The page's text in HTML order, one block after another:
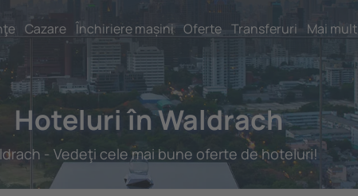
Cazare Închiriere mașini Oferte Transferuri Mai mult
Hoteluri în Waldrach
- Vedeţi cele mai bune oferte de hoteluri!